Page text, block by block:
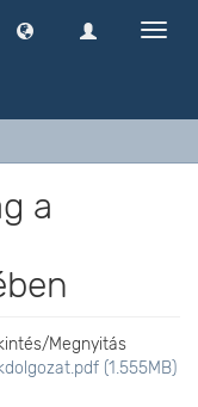
a
Megnyitás
(1.555MB)